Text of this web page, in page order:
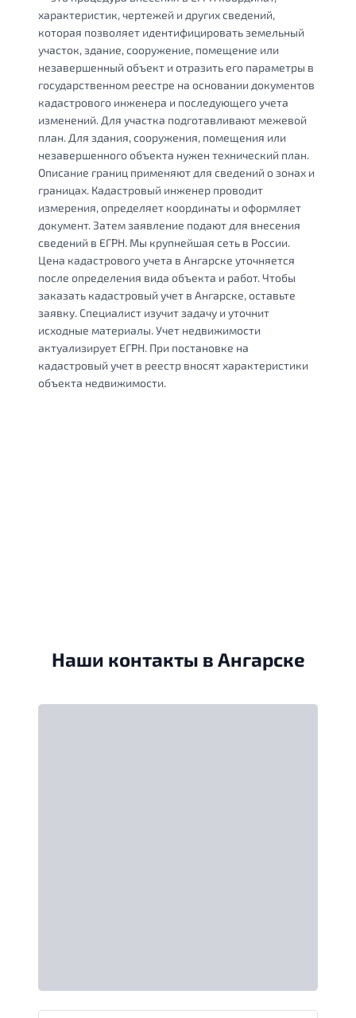
характеристик, чертежей и других сведений,
которая позволяет идентифицировать земельный
участок, здание, сооружение, помещение или
незавершенный объект и отразить его параметры в
государственном реестре на основании документов
кадастрового инженера и последующего учета
изменений. Для участка подготавливают межевой
план. Для здания, сооружения, помещения или
незавершенного объекта нужен технический план.
Описание границ применяют для сведений о зонах и
границах. Кадастровый инженер проводит
измерения, определяет координаты и оформляет
документ. Затем заявление подают для внесения
сведений в ЕГРН. Мы крупнейшая сеть в России.
Цена кадастрового учета в Ангарске уточняется
после определения вида объекта и работ. Чтобы
заказать кадастровый учет в Ангарске, оставьте
заявку. Специалист изучит задачу и уточнит
исходные материалы. Учет недвижимости
актуализирует ЕГРН. При постановке на
кадастровый учет в реестр вносят характеристики
объекта недвижимости.
Наши контакты в Ангарске